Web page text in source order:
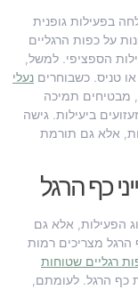
בפעילות גופנית
על כפות הרגליים
הספציפי. למשל,
טניס. כשבוחרים נעלי
מבטיחים תמיכה
ביעילות. גישה
אלא גם תורמת
כף הרגל
הפעילות, אלא גם
הרגל מצריכים רמות
רגליים שטוחות
כף הרגל. לעומתם,